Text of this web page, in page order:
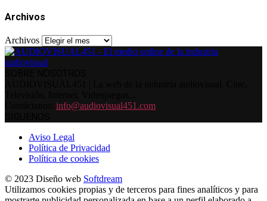
Archivos
Archivos
info@audiovisual451.com
Aviso Legal
Política de Privacidad
Política de cookies
© 2023 Diseño web Softdream
Utilizamos cookies propias y de terceros para fines analíticos y para